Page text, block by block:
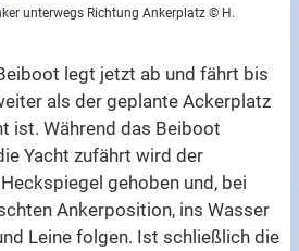
unterwegs Richtung Ankerplatz © H.
legt jetzt ab und fährt bis
als der geplante Ackerplatz
ist. Während das Beiboot
Yacht zufährt wird der
gehoben und, bei
Ankerposition, ins Wasser
Leine folgen. Ist schließlich die